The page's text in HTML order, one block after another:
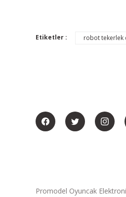
Etiketler : robot tekerlek
Promodel Oyuncak